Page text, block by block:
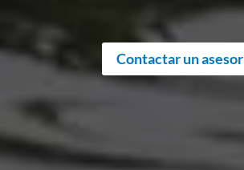
Contactar un asesor